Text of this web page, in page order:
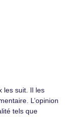
les suit. Il les
L’opinion
tels que